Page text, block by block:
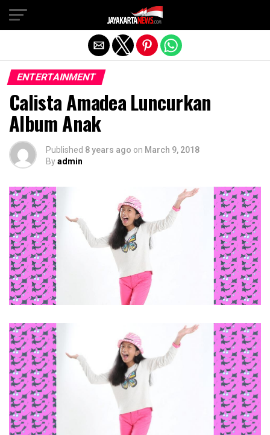
ENTERTAINMENT
Calista Amadea Luncurkan
Album Anak
Published 8 years ago on March 9, 2018
Byadmin
Exit mobile version